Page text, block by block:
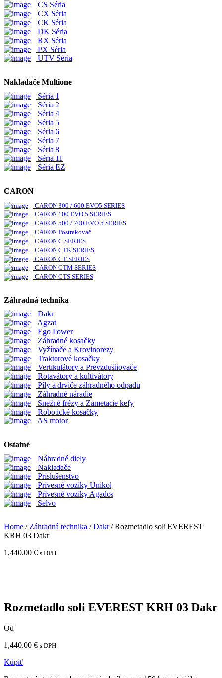
CS Séria
CX Séria
CK Séria
DK Séria
RX Séria
PX Séria
UTV Séria
Nakladače Multione
Séria 1
Séria 2
Séria 4
Séria 5
Séria 6
Séria 7
Séria 8
Séria 11
Séria EZ
CARON
CARON 300 / 600 EVO5 SERIES
CARON 100 EVO 5 SERIES
CARON 500 / 700 EVO 5 SERIES
CARON Postrekovač
CARON C SERIES
CARON CTK SERIES
CARON CT SERIES
CARON CTM SERIES
CARON CTS SERIES
Záhradná technika
Dakr
Agzat
Ego Power
Záhradné kosačky
Vyžínače a Krovinorezy
Traktorové kosačky
Vertikulátory a Prevzdušňovače
Rotavátory a kultivátory
Píly a drviče záhradného odpadu
Záhradné náradie
Snežné frézy a Zametacie kefy
Robotické kosačky
AS motor
Ostatné
Náhradné diely
Nakladače
Príslušenstvo
Prívesné vozíky Unikol
Prívesné vozíky Agados
Selvo
Home /Záhradná technika /Dakr/ Rozmetadlo soli EVEREST
KRH 03 Dakr
1,440.00 € s DPH
Rozmetadlo soli EVEREST KRH 03 Dakr
Od
1,440.00 € s DPH
Kúpiť